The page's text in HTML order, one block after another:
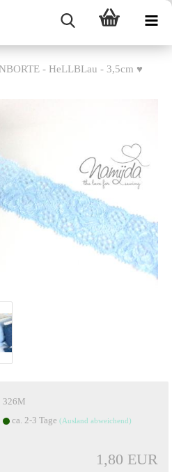
- HeLLBLau - 3,5cm ♥
326M
ca. 2-3 Tage (Ausland abweichend)
1,80 EUR